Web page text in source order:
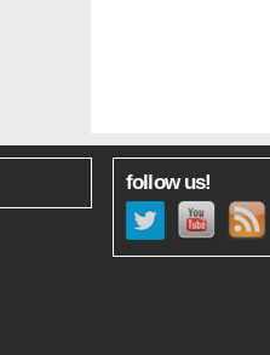
follow us!